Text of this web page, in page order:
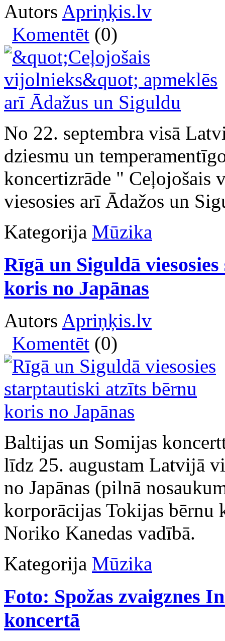
Autors Apriņķis.lv
Komentēt (0)
No 22. septembra visā
dziesmu un
koncertizrāde " Ceļojošais
viesosies arī Ādažos un
Kategorija Mūzika
Rīgā un Siguldā
koris no Japānas
Autors Apriņķis.lv
Komentēt (0)
Baltijas un Somijas
līdz 25. augustam Latvijā
no Japānas (pilnā
korporācijas Tokijas
Noriko Kanedas vadībā.
Kategorija Mūzika
Foto: Spožas zvaigznes
koncertā